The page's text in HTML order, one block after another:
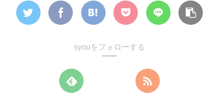
syouをフォローする